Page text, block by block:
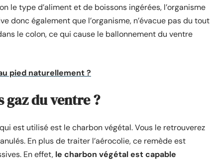
le type d’aliment et de boissons ingérées, l’organisme
donc également que l’organisme, n’évacue pas du tout
le colon, ce qui cause le ballonnement du ventre
pied naturellement ?
gaz du ventre ?
est utilisé est le charbon végétal. Vous le retrouverez
En plus de traiter l’aérocolie, ce remède est
En effet, le charbon végétal est capable